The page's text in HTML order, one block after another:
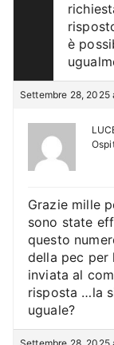
è
Settembre 28, 2025
Grazie mille
sono state
questo
della pec per
inviata al
risposta …la
uguale?